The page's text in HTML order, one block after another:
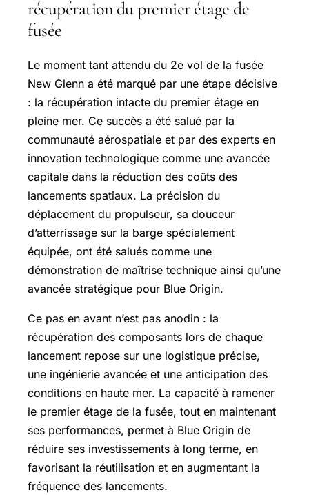
récupération du premier étage de
fusée
Le moment tant attendu du 2e vol de la fusée
New Glenn a été marqué par une étape décisive
: la récupération intacte du premier étage en
pleine mer. Ce succès a été salué par la
communauté aérospatiale et par des experts en
innovation technologique comme une avancée
capitale dans la réduction des coûts des
lancements spatiaux. La précision du
déplacement du propulseur, sa douceur
d’atterrissage sur la barge spécialement
équipée, ont été salués comme une
démonstration de maîtrise technique ainsi qu’une
avancée stratégique pour Blue Origin.
Ce pas en avant n’est pas anodin : la
récupération des composants lors de chaque
lancement repose sur une logistique précise,
une ingénierie avancée et une anticipation des
conditions en haute mer. La capacité à ramener
le premier étage de la fusée, tout en maintenant
ses performances, permet à Blue Origin de
réduire ses investissements à long terme, en
favorisant la réutilisation et en augmentant la
fréquence des lancements.